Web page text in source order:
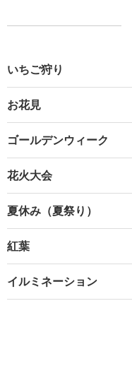
いちご狩り
お花見
ゴールデンウィーク
花火大会
夏休み（夏祭り）
紅葉
イルミネーション